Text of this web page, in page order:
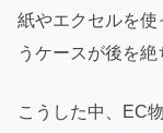
紙やエクセルを
うケースが後を絶
こうした中、EC